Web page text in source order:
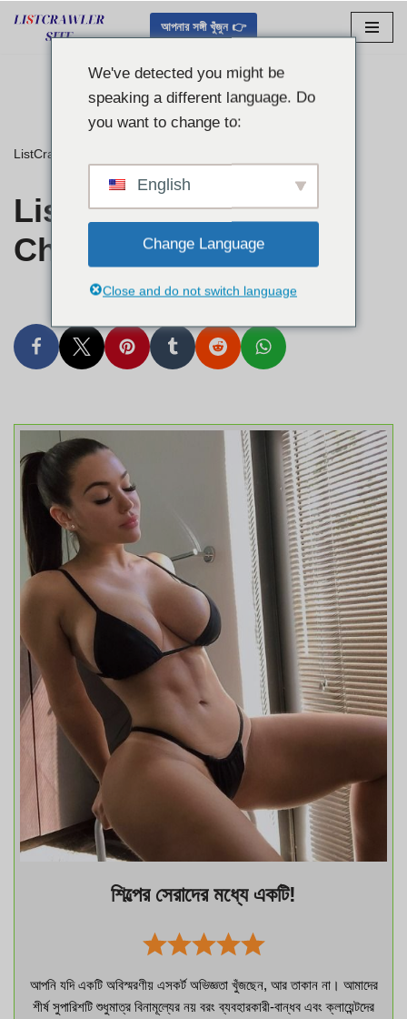
আপনার সঙ্গী খুঁজুন 👉
ListCrawler
Listcrawler Corpus
Christi
শিল্পের সেরাদের মধ্যে একটি!
আপনি যদি একটি অবিস্মরণীয় এসকর্ট অভিজ্ঞতা খুঁজছেন, আর তাকান না। আমাদের
শীর্ষ সুপারিশটি শুধুমাত্র বিনামূল্যের নয় বরং ব্যবহারকারী-বান্ধব এবং ক্লায়েন্টদের
We've detected you might be
speaking a different language. Do
you want to change to:
English
Change Language
Close and do not switch language